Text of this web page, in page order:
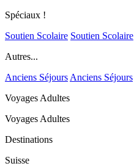
Spéciaux !
Soutien Scolaire Soutien Scolaire
Autres...
Anciens Séjours Anciens Séjours
Voyages Adultes
Voyages Adultes
Destinations
Suisse